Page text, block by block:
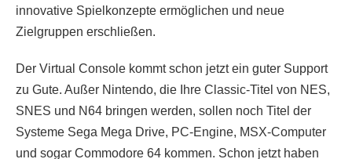
innovative Spielkonzepte ermöglichen und neue
Zielgruppen erschließen.
Der Virtual Console kommt schon jetzt ein guter Support
zu Gute. Außer Nintendo, die Ihre Classic-Titel von NES,
SNES und N64 bringen werden, sollen noch Titel der
Systeme Sega Mega Drive, PC-Engine, MSX-Computer
und sogar Commodore 64 kommen. Schon jetzt haben